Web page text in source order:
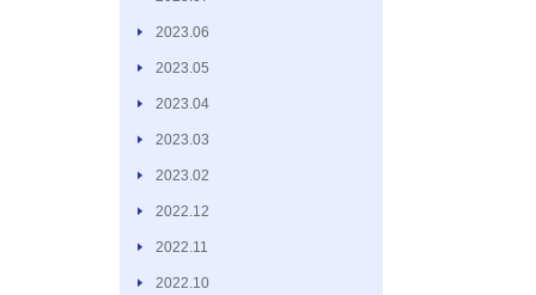
2023.06
2023.05
2023.04
2023.03
2023.02
2022.12
2022.11
2022.10